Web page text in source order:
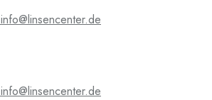
info@linsencenter.de
info@linsencenter.de